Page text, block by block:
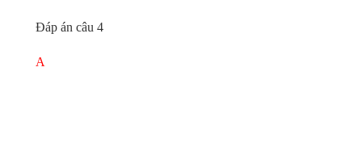
Đáp án câu 4
A